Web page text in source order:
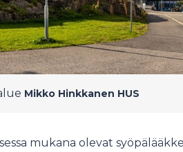
Mikko Hinkkanen HUS
mukana olevat